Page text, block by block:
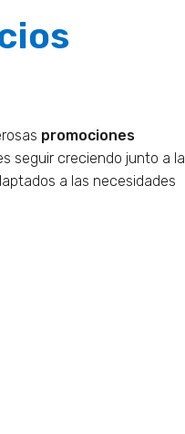
promociones
seguir creciendo junto a la
a las necesidades